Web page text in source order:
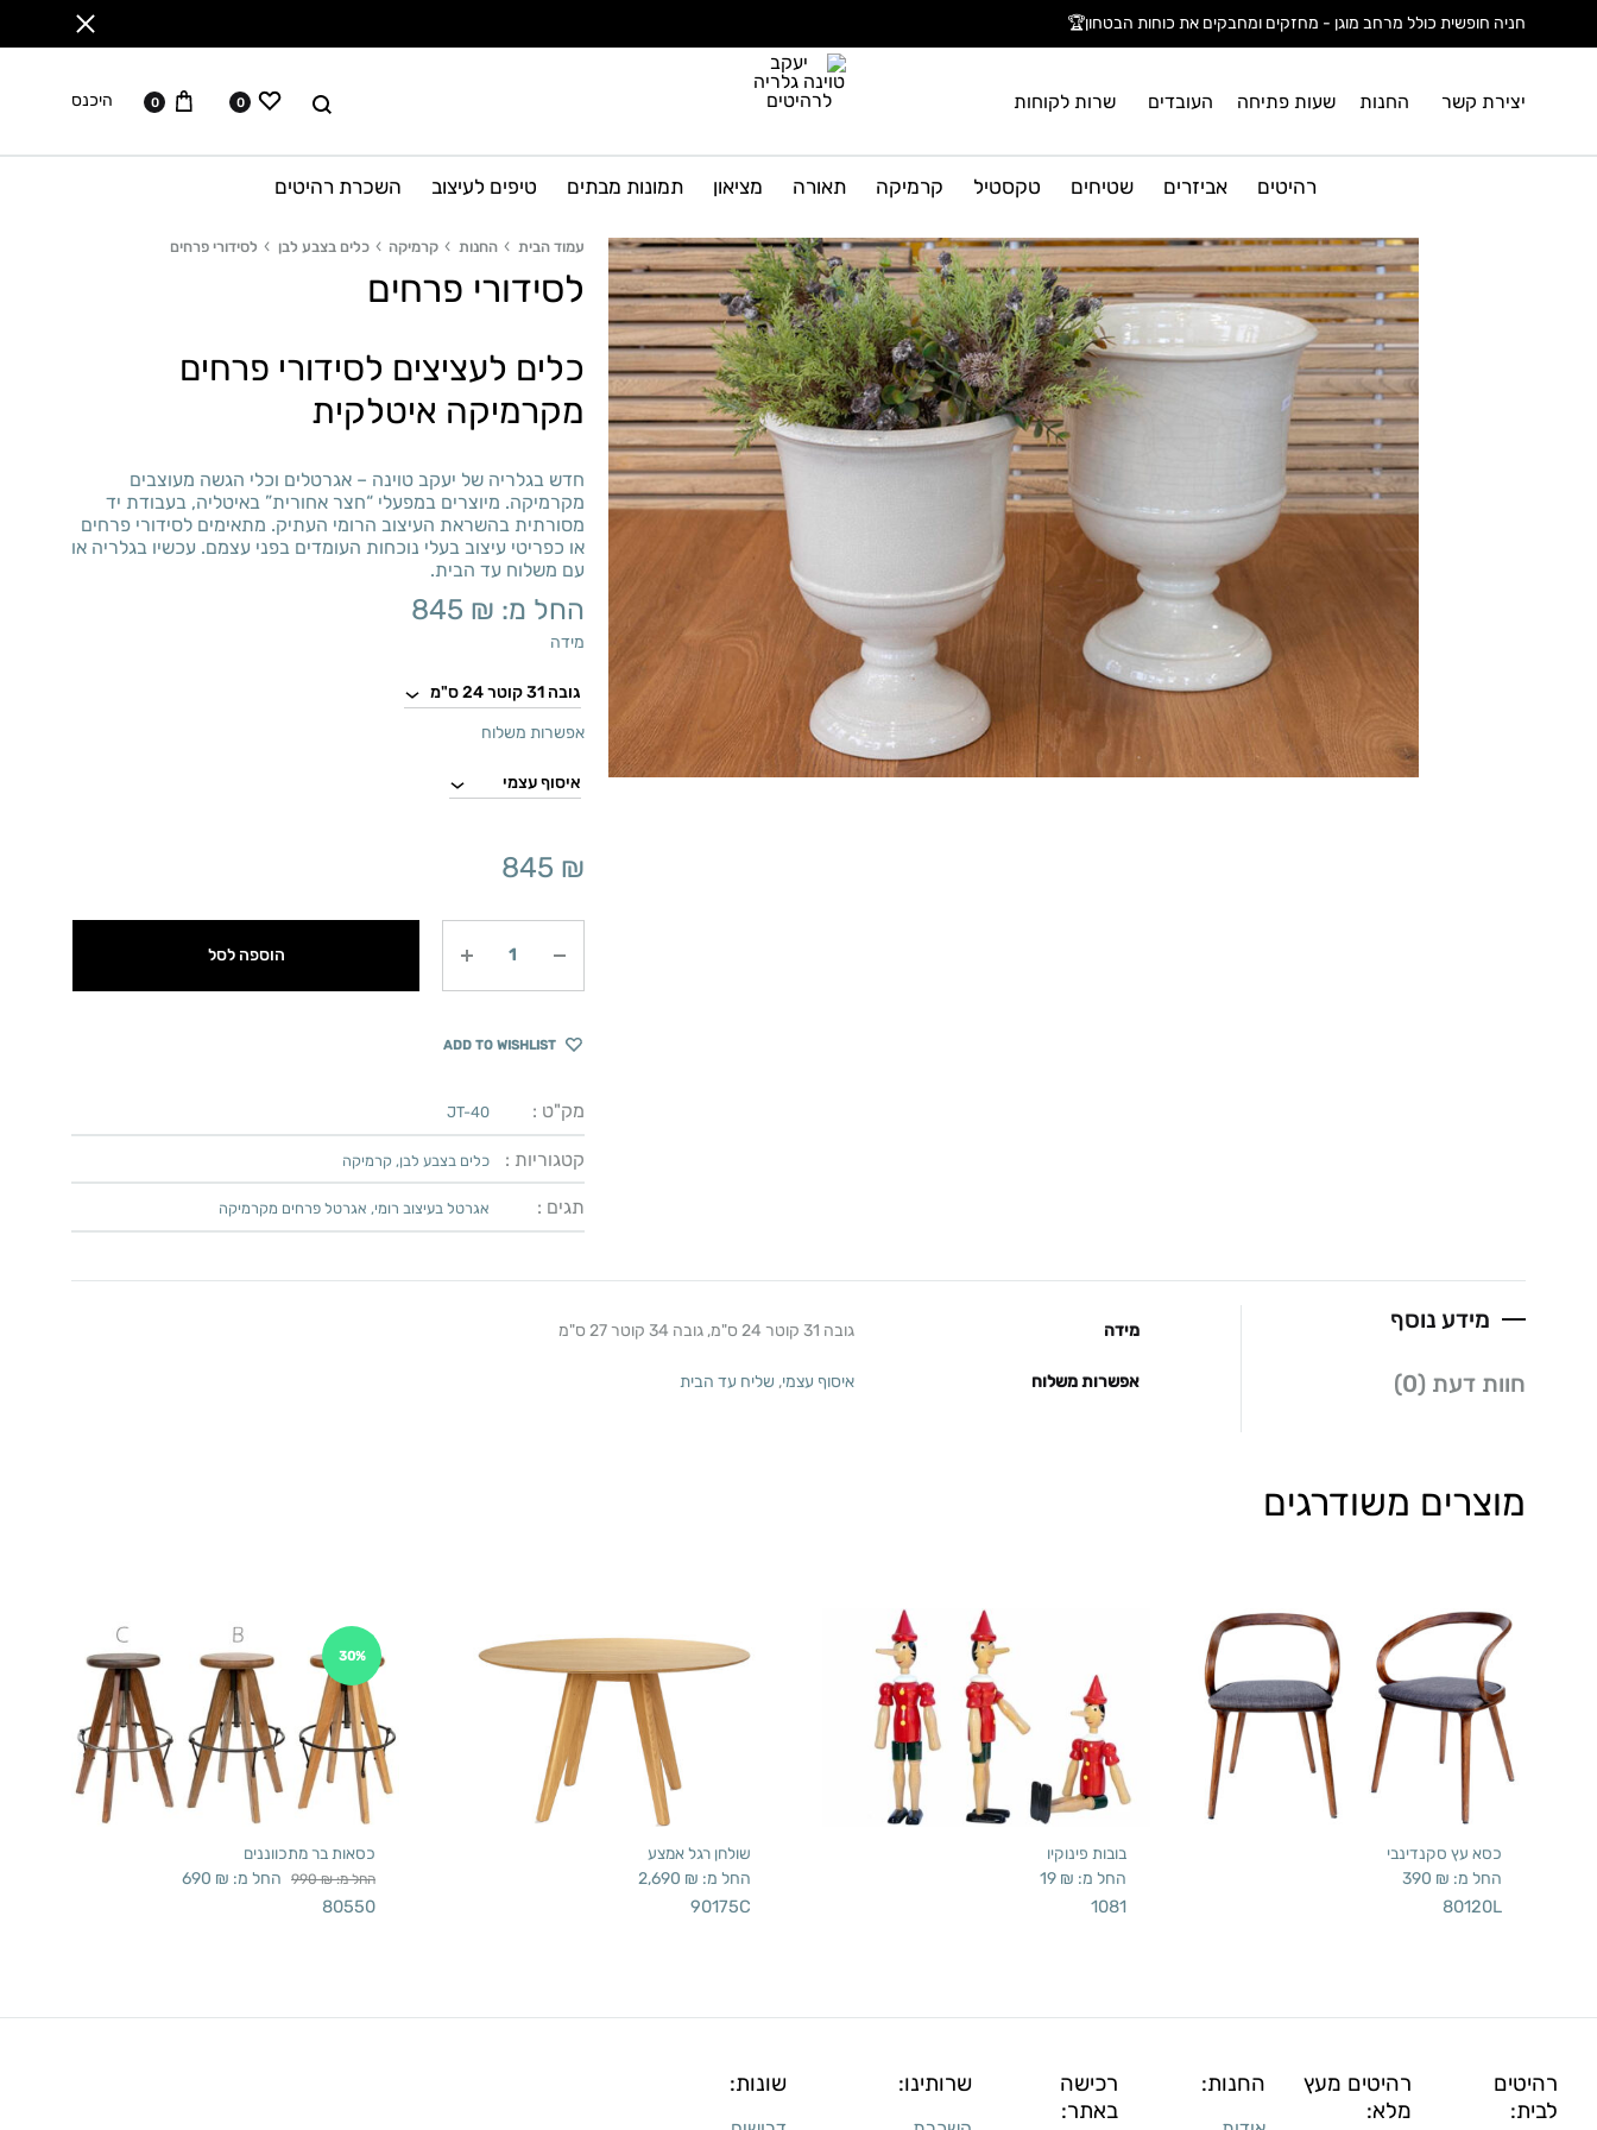
חניה חופשית כולל מרחב מוגן - מחזקים ומחבקים את כוחות הבטחון🏆
יצירת קשר החנות שעות פתיחה העובדים שרות לקוחות
יעקב
טוינה
גלריה
לרהיטים
לחפש ווישליסט
0 עגלה
0 היכנס
רהיטים אביזרים שטיחים טקסטיל קרמיקה תאורה מציאון תמונות מבתים טיפים לעיצוב השכרת רהיטים
עמוד הבית החנות קרמיקה כלים בצבע לבן לסידורי פרחים
לסידורי פרחים
כלים לעציצים לסידורי פרחים
מקרמיקה איטלקית
חדש בגלריה של יעקב טוינה – אגרטלים וכלי הגשה מעוצבים
מקרמיקה. מיוצרים במפעלי “חצר אחורית” באיטליה, בעבודת יד
מסורתית בהשראת העיצוב הרומי העתיק. מתאימים לסידורי פרחים
או כפריטי עיצוב בעלי נוכחות העומדים בפני עצמם. עכשיו בגלריה או
עם משלוח עד הבית.
החל מ: 845 ₪
מידה
אפשרות משלוח
845 ₪
הוספה לסל
ADD TO WISHLIST
מק"ט : JT-40
קטגוריות : כלים בצבע לבן, קרמיקה
תגים : אגרטל בעיצוב רומי, אגרטל פרחים מקרמיקה
מידע נוסף
חוות דעת (0)
מידה גובה 31 קוטר 24 ס"מ, גובה 34 קוטר 27 ס"מ
אפשרות משלוח איסוף עצמי, שליח עד הבית
מוצרים משודרגים
כסא עץ סקנדינבי
החל מ: 390 ₪
80120L
בובות פינוקיו
החל מ: 19 ₪
1081
שולחן רגל אמצע
החל מ: 2,690 ₪
90175C
30%
כסאות בר מתכווננים
החל מ: 990₪ החל מ: 690 ₪
80550
רהיטים
לבית:
רהיטים מעץ
מלא:
החנות:
רכישה
באתר:
שרותינו: שונות: